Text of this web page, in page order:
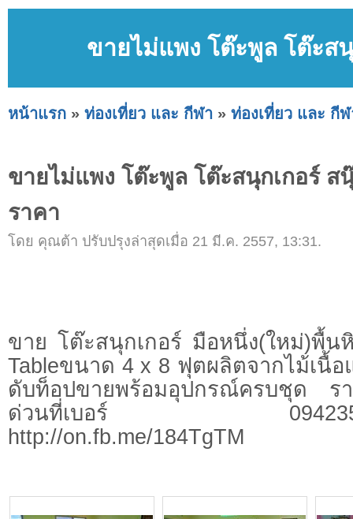
ขายไม่แพง โต๊ะพูล โต๊ะส
หน้าแรก » ท่องเที่ยว และ กีฬา » ท่องเที่ยว และ กี
ขายไม่แพง โต๊ะพูล โต๊ะสนุกเกอร์ ส
ราคา
โดย คุณต้า ปรับปรุงล่าสุดเมื่อ 21 มี.ค. 2557, 13:31.
ขาย โต๊ะสนุกเกอร์ มือหนึ่ง(ใหม่)พื้น
Tableขนาด 4 x 8 ฟุตผลิตจากไม้เนื้
ดับท็อปขายพร้อมอุปกรณ์ครบชุด ร
ด่วนที่เบอร์
http://on.fb.me/184TgTM